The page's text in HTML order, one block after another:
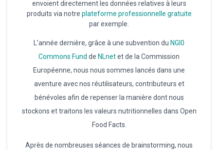
envoient directement les données relatives à leurs
produits via notre plateforme professionnelle gratuite
par exemple.
L’année dernière, grâce à une subvention du NGI0
Commons Fund de NLnetet de la Commission
Européenne, nous nous sommes lancés dans une
aventure avec nos réutilisateurs, contributeurs et
bénévoles afin de repenser la manière dont nous
stockons et traitons les valeurs nutritionnelles dans Open
Food Facts.
Après de nombreuses séances de brainstorming, nous